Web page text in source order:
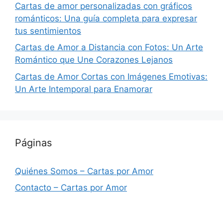
Cartas de amor personalizadas con gráficos
románticos: Una guía completa para expresar
tus sentimientos
Cartas de Amor a Distancia con Fotos: Un Arte
Romántico que Une Corazones Lejanos
Cartas de Amor Cortas con Imágenes Emotivas:
Un Arte Intemporal para Enamorar
Páginas
Quiénes Somos – Cartas por Amor
Contacto – Cartas por Amor